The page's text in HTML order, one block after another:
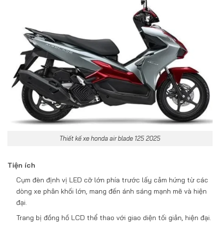
Thiết kế xe honda air blade 125 2025
Tiện ích
Cụm đèn định vị LED cỡ lớn phía trước lấy cảm hứng từ các
dòng xe phân khối lớn, mang đến ánh sáng mạnh mẽ và hiện
đại.
Trang bị đồng hồ LCD thể thao với giao diện tối giản, hiện đại.